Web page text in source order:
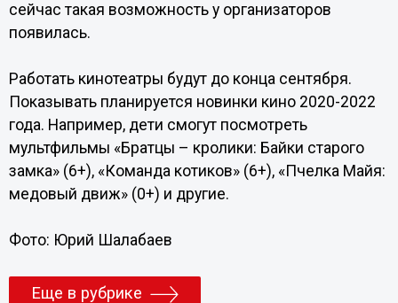
сейчас такая возможность у организаторов
появилась.
Работать кинотеатры будут до конца сентября.
Показывать планируется новинки кино 2020-2022
года. Например, дети смогут посмотреть
мультфильмы «Братцы – кролики: Байки старого
замка» (6+), «Команда котиков» (6+), «Пчелка Майя:
медовый движ» (0+) и другие.
Фото: Юрий Шалабаев
Еще в рубрике